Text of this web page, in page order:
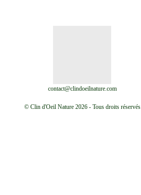
contact@clindoeilnature.com
© Clin d'Oeil Nature 2026 - Tous droits réservés